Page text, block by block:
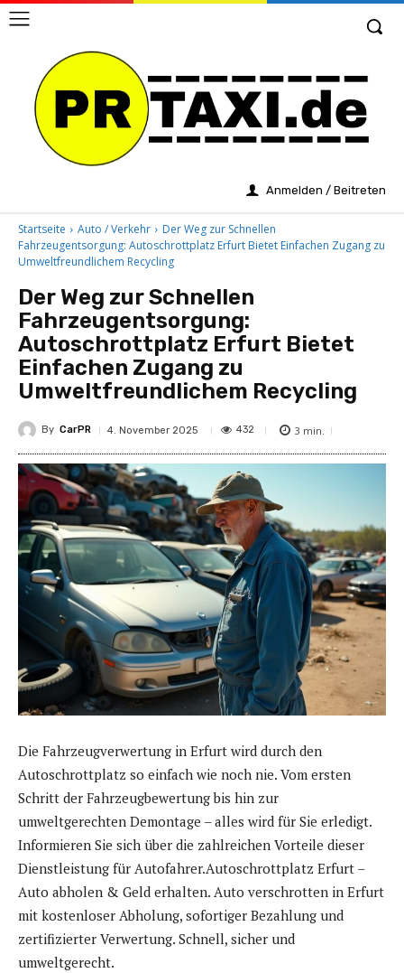
Anmelden / Beitreten
Startseite Auto / Verkehr
Der Weg zur Schnellen
Fahrzeugentsorgung: Autoschrottplatz Erfurt Bietet Einfachen Zugang zu
Umweltfreundlichem Recycling
Der Weg zur Schnellen
Fahrzeugentsorgung:
Autoschrottplatz Erfurt Bietet
Einfachen Zugang zu
Umweltfreundlichem Recycling
By CarPR 4. November 2025 432 3 min.
Die Fahrzeugverwertung in Erfurt wird durch den
Autoschrottplatz so einfach wie noch nie. Vom ersten
Schritt der Fahrzeugbewertung bis hin zur
umweltgerechten Demontage – alles wird für Sie erledigt.
Informieren Sie sich über die zahlreichen Vorteile dieser
Dienstleistung für Autofahrer.Autoschrottplatz Erfurt –
Auto abholen & Geld erhalten. Auto verschrotten in Erfurt
mit kostenloser Abholung, sofortiger Bezahlung und
zertifizierter Verwertung. Schnell, sicher und
umweltgerecht.